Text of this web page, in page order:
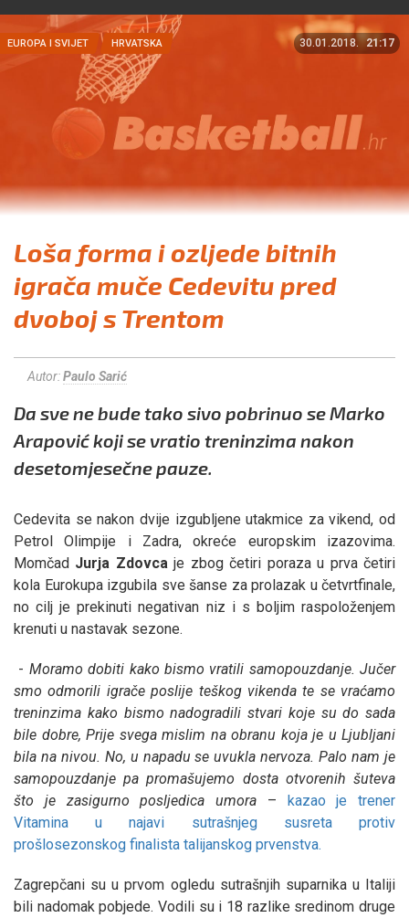
EUROPA I SVIJET HRVATSKA 30.01.2018. 21:17
Loša forma i ozljede bitnih
igrača muče Cedevitu pred
dvoboj s Trentom
Autor:Paulo Sarić
Da sve ne bude tako sivo pobrinuo se Marko
Arapović koji se vratio treninzima nakon
desetomjesečne pauze.
Cedevita se nakon dvije izgubljene utakmice za vikend, od
Petrol Olimpije i Zadra, okreće europskim izazovima.
Momčad Jurja Zdovcaje zbog četiri poraza u prva četiri
kola Eurokupa izgubila sve šanse za prolazak u četvrtfinale,
no cilj je prekinuti negativan niz i s boljim raspoloženjem
krenuti u nastavak sezone.
- Moramo dobiti kako bismo vratili samopouzdanje. Jučer
smo odmorili igrače poslije teškog vikenda te se vraćamo
treninzima kako bismo nadogradili stvari koje su do sada
bile dobre, Prije svega mislim na obranu koja je u Ljubljani
bila na nivou. No, u napadu se uvukla nervoza. Palo nam je
samopouzdanje pa promašujemo dosta otvorenih šuteva
što je zasigurno posljedica umora – kazao je trener
Vitamina u najavi sutrašnjeg susreta protiv
prošlosezonskog finalista talijanskog prvenstva.
Zagrepčani su u prvom ogledu sutrašnjih suparnika u Italiji
bili nadomak pobjede. Vodili su i 18 razlike sredinom druge